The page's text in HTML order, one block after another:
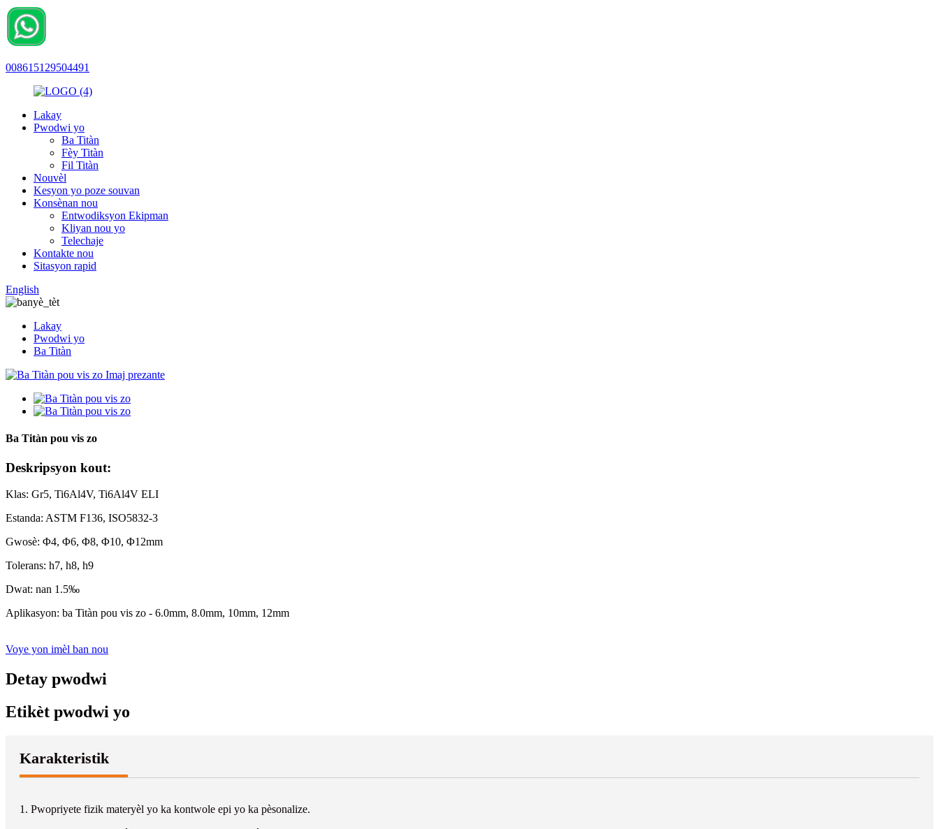
008615129504491
Lakay
Pwodwi yo
Ba Titàn
Fèy Titàn
Fil Titàn
Nouvèl
Kesyon yo poze souvan
Konsènan nou
Entwodiksyon Ekipman
Kliyan nou yo
Telechaje
Kontakte nou
Sitasyon rapid
English
Lakay
Pwodwi yo
Ba Titàn
Ba Titàn pou vis zo
Deskripsyon kout:
Klas: Gr5, Ti6Al4V, Ti6Al4V ELI
Estanda: ASTM F136, ISO5832-3
Gwosè: Φ4, Φ6, Φ8, Φ10, Φ12mm
Tolerans: h7, h8, h9
Dwat: nan 1.5‰
Aplikasyon: ba Titàn pou vis zo - 6.0mm, 8.0mm, 10mm, 12mm
Voye yon imèl ban nou
Detay pwodwi
Etikèt pwodwi yo
Karakteristik
1. Pwopriyete fizik materyèl yo ka kontwole epi yo ka pèsonalize.